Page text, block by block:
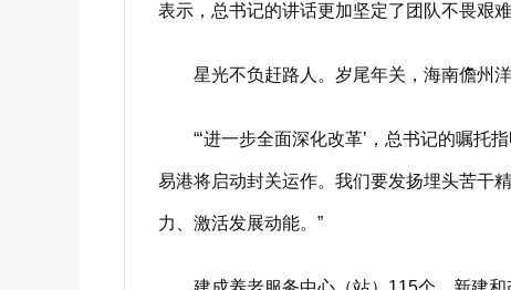
表示，总书记的讲话更加坚定了团队不畏艰
星光不负赶路人。岁尾年关，海南儋州洋
“‘进一步全面深化改革’，总书记的嘱托指
易港将启动封关运作。我们要发扬埋头苦干
力、激活发展动能。”